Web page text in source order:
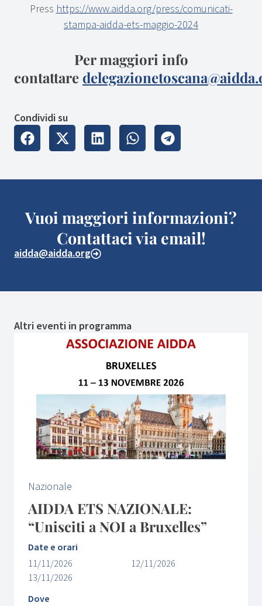
Presshttps://www.aidda.org/press/comunicati-
stampa-aidda-ets-maggio-2024
Per maggiori info
contattare
Condividi su
Vuoi maggiori informazioni?
Contattaci via email!
aidda@aidda.org
Altri eventi in programma
Nazionale
AIDDA ETS NAZIONALE:
“Unisciti a NOI a Bruxelles”
Date e orari
11/11/2026
12/11/2026
13/11/2026
Dove